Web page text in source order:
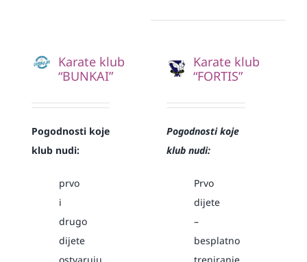
Karate klub
“BUNKAI”
Pogodnosti koje
klub nudi:
prvo
i
drugo
dijete
ostvaruju
Karate klub
“FORTIS”
Pogodnosti koje
klub nudi:
Prvo
dijete
–
besplatno
treniranje,